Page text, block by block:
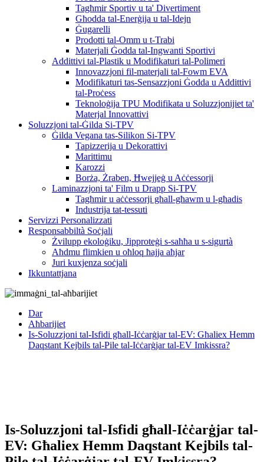
Tagħmir Sportiv u ta' Divertiment
Għodda tal-Enerġija u tal-Idejn
Ġugarelli
Prodotti tal-Omm u t-Trabi
Materjali Ġodda tal-Ingwanti Sportivi
Addittivi tal-Plastik u Modifikaturi tal-Polimeri
Innovazzjoni fil-materjali tal-Fowm EVA
Modifikaturi tas-Sensazzjoni Ġodda u Addittivi
tal-Proċess
Teknoloġija TPU Modifikata u Soluzzjonijiet ta'
Materjal Innovattivi
Soluzzjoni tal-Ġilda Si-TPV
Ġilda Vegana tas-Silikon Si-TPV
Tapizzerija u Dekorattivi
Marittimu
Karozzi
Borża, Żraben, Ħwejjeġ u Aċċessorji
Laminazzjoni ta' Film u Drapp Si-TPV
Tagħmir u aċċessorji għall-għawm u l-għadis
Industrija tat-tessuti
Servizzi Personalizzati
Responsabbiltà Soċjali
Żvilupp ekoloġiku, Jipproteġi s-saħħa u s-sigurtà
Aħdmu flimkien u oħloq ħajja aħjar
Juri kuxjenza soċjali
Ikkuntattjana
Dar
Aħbarijiet
Is-Soluzzjoni tal-Isfidi għall-Iċċarġjar tal-EV: Għaliex Hemm
Daqstant Kejbils tal-Pile tal-Iċċarġjar tal-EV Imkissra?
Is-Soluzzjoni tal-Isfidi għall-Iċċarġjar tal-
EV: Għaliex Hemm Daqstant Kejbils tal-